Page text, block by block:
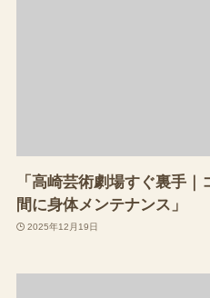
「高崎芸術劇場すぐ裏手
間に身体メンテナンス」
2025年12月19日